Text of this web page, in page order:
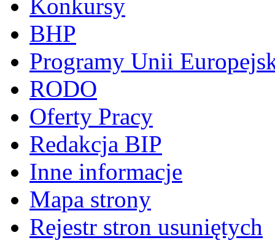
Konkursy
BHP
Programy Unii
RODO
Oferty Pracy
Redakcja BIP
Inne informacje
Mapa strony
Rejestr stron usuniętych